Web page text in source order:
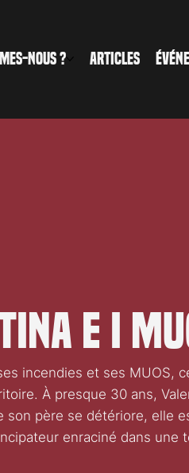
NOUS ? ARTICLES
e i
incendies et ses MUOS,
À presque 30 ans,
son père se détériore, elle
enraciné dans une